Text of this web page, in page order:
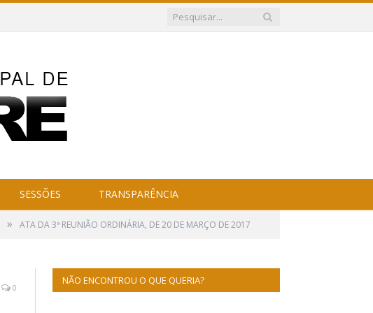
SESSÕES TRANSPARÊNCIA
» ATA DA 3ª REUNIÃO ORDINÁRIA, DE 20 DE MARÇO DE 2017
0
NÃO ENCONTROU O QUE QUERIA?